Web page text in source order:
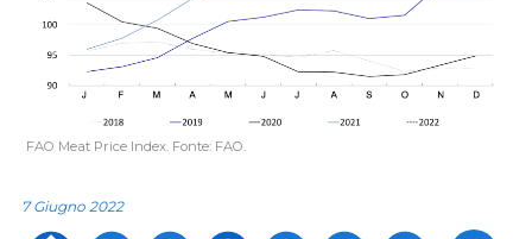
FAO Meat Price Index. Fonte: FAO.
7 Giugno 2022